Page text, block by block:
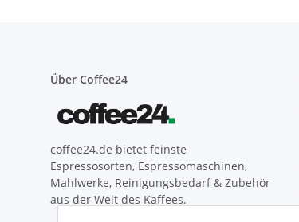
Über Coffee24
coffee24.de bietet feinste
Espressosorten, Espressomaschinen,
Mahlwerke, Reinigungsbedarf & Zubehör
aus der Welt des Kaffees.